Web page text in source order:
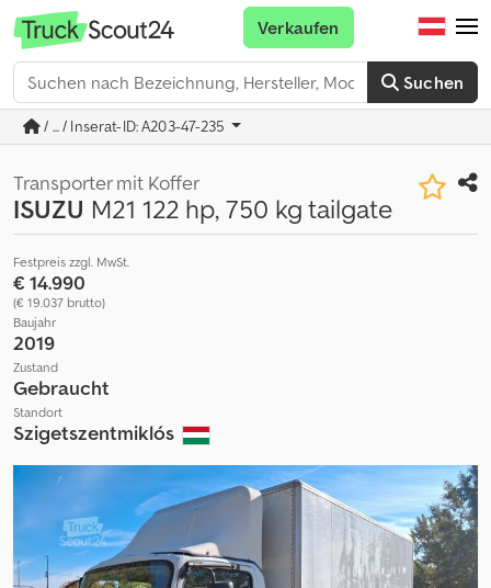
Suchen
Verkaufen
/ ... / Inserat-ID: A203-47-235
Transporter mit Koffer
ISUZU M21 122 hp, 750 kg tailgate
Festpreis zzgl. MwSt.
€ 14.990
(€ 19.037 brutto)
Baujahr
2019
Zustand
Gebraucht
Standort
Szigetszentmiklós